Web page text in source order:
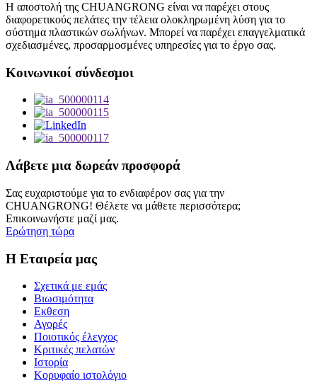
Η αποστολή της CHUANGRONG είναι να παρέχει στους
διαφορετικούς πελάτες την τέλεια ολοκληρωμένη λύση για το
σύστημα πλαστικών σωλήνων. Μπορεί να παρέχει επαγγελματικά
σχεδιασμένες, προσαρμοσμένες υπηρεσίες για το έργο σας.
Κοινωνικοί σύνδεσμοι
Λάβετε μια δωρεάν προσφορά
Σας ευχαριστούμε για το ενδιαφέρον σας για την
CHUANGRONG! Θέλετε να μάθετε περισσότερα;
Επικοινωνήστε μαζί μας.
Ερώτηση τώρα
Η Εταιρεία μας
Σχετικά με εμάς
Βιωσιμότητα
Εκθεση
Αγορές
Ποιοτικός έλεγχος
Κριτικές πελατών
Ιστορία
Κορυφαίο ιστολόγιο